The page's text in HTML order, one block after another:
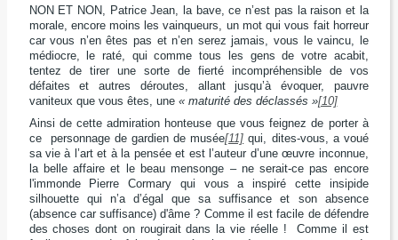
NON ET NON, Patrice Jean, la bave, ce n’est pas la raison et la
morale, encore moins les vainqueurs, un mot qui vous fait horreur
car vous n’en êtes pas et n’en serez jamais, vous le vaincu, le
médiocre, le raté, qui comme tous les gens de votre acabit,
tentez de tirer une sorte de fierté incompréhensible de vos
défaites et autres déroutes, allant jusqu’à évoquer, pauvre
vaniteux que vous êtes, une « maturité des déclassés »[10]
Ainsi de cette admiration honteuse que vous feignez de porter à
ce personnage de gardien de musée[11] qui, dites-vous, a voué
sa vie à l’art et à la pensée et est l’auteur d’une œuvre inconnue,
la belle affaire et le beau mensonge – ne serait-ce pas encore
l'immonde Pierre Cormary qui vous a inspiré cette insipide
silhouette qui n’a d’égal que sa suffisance et son absence
(absence car suffisance) d'âme ? Comme il est facile de défendre
des choses dont on rougirait dans la vie réelle ! Comme il est